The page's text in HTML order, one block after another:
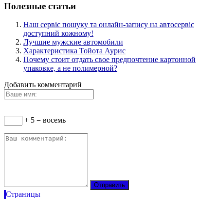
Полезные статьи
Наш сервіс пошуку та онлайн-запису на автосервіс
доступний кожному!
Лучшие мужские автомобили
Характеристика Тойота Аурис
Почему стоит отдать свое предпочтение картонной
упаковке, а не полимерной?
Добавить комментарий
+ 5 = восемь
Страницы